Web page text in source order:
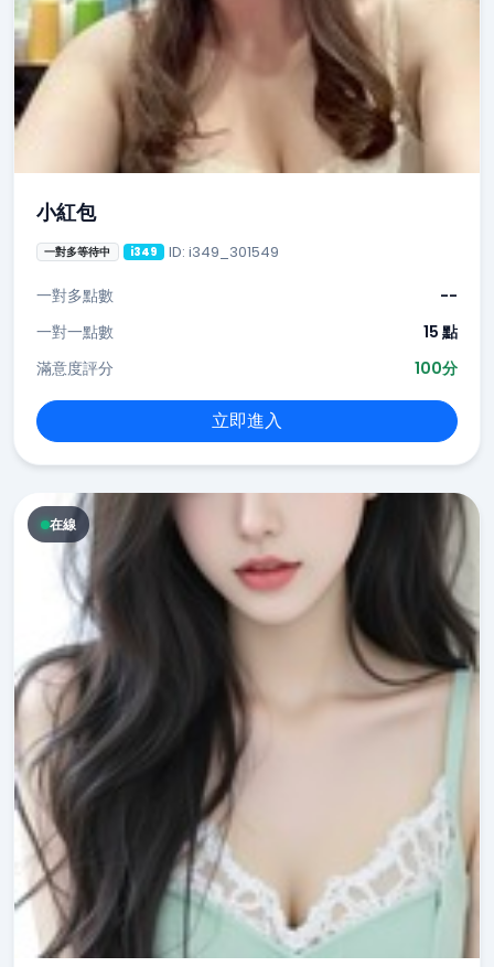
小紅包
一對多等待中 i349 ID: i349_301549
一對多點數
--
一對一點數
15 點
滿意度評分
100分
立即進入
在線